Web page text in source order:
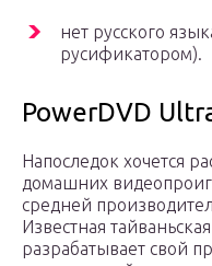
нет русского
русификатором).
PowerDVD
Напоследок хочется
домашних
средней
Известная
разрабатывает свой